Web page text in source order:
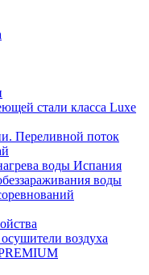
стали класса Luxe
Переливной поток
воды Испания
воды
воздуха